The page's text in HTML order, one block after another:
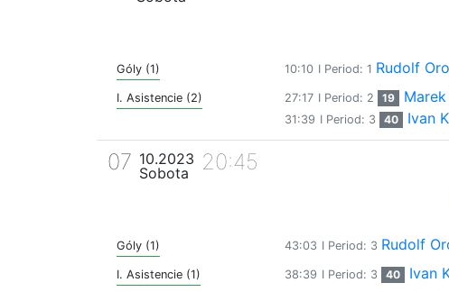
Góly (1) 10:10 I Period: 1 Rudolf
I. Asistencie (2) 27:17 I Period: 2 19
31:39 I Period: 3 40 Ivan
07 10.2023
Sobota
20:45
Góly (1) 43:03 I Period: 3 Rudolf
I. Asistencie (1) 38:39 I Period: 3 40 Ivan